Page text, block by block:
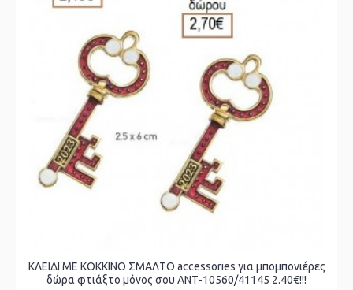
ΚΛΕΙΔΙ ΜΕ ΚΟΚΚΙΝΟ ΣΜΑΛΤΟ accessories για μπομπονιέρες
δώρα φτιάξτο μόνος σου ΑΝΤ-10560/41145 2.40€!!!